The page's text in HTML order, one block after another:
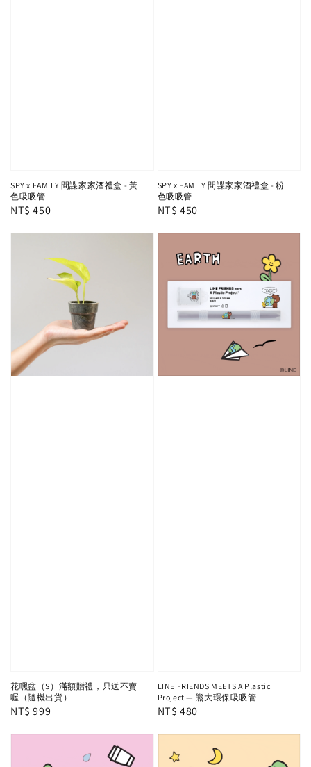
SPY x FAMILY 間諜家家酒禮盒 - 黃
色吸吸管
Regular
NT$ 450
SPY x FAMILY 間諜家家酒禮盒 - 粉
色吸吸管
Regular
NT$ 450
花嘿盆（S）滿額贈禮，只送不賣
喔（隨機出貨）
Regular
NT$ 999
LINE FRIENDS MEETS A Plastic
Project — 熊大環保吸吸管
Regular
NT$ 480